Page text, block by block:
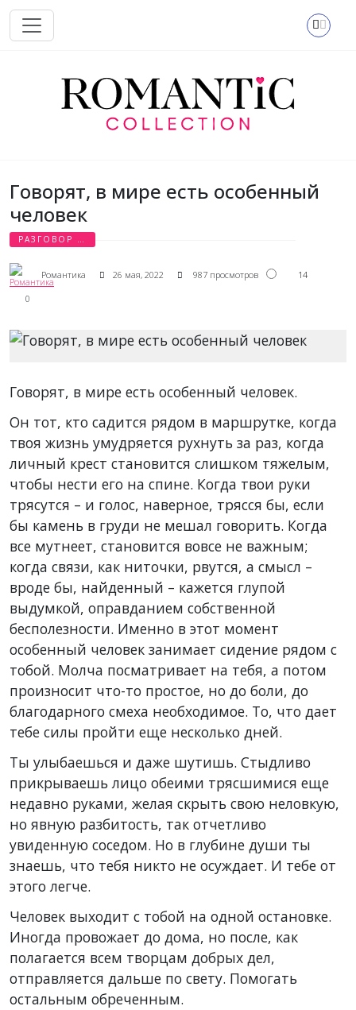
Перейти к основному содержанию
Говорят, в мире есть особенный
человек
РАЗГОВОР О
Романтика 26 мая, 2022 987 просмотров 14
0
Говорят, в мире есть особенный человек.
Он тот, кто садится рядом в маршрутке, когда
твоя жизнь умудряется рухнуть за раз, когда
личный крест становится слишком тяжелым,
чтобы нести его на спине. Когда твои руки
трясутся – и голос, наверное, трясся бы, если
бы камень в груди не мешал говорить. Когда
все мутнеет, становится вовсе не важным;
когда связи, как ниточки, рвутся, а смысл –
вроде бы, найденный – кажется глупой
выдумкой, оправданием собственной
бесполезности. Именно в этот момент
особенный человек занимает сидение рядом с
тобой. Молча посматривает на тебя, а потом
произносит что-то простое, но до боли, до
благодарного смеха необходимое. То, что дает
тебе силы пройти еще несколько дней.
Ты улыбаешься и даже шутишь. Стыдливо
прикрываешь лицо обеими трясшимися еще
недавно руками, желая скрыть свою неловкую,
но явную разбитость, так отчетливо
увиденную соседом. Но в глубине души ты
знаешь, что тебя никто не осуждает. И тебе от
этого легче.
Человек выходит с тобой на одной остановке.
Иногда провожает до дома, но после, как
полагается всем творцам добрых дел,
отправляется дальше по свету. Помогать
остальным обреченным.